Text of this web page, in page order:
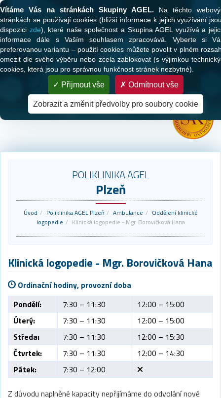
PARTNER VAŠEHO ZDRAVÍ
Zdravotní péče pro klienty všech zdravotních pojišťoven
POLIKLINIKA AGEL
Plzeň
Úvod Poliklinika AGEL Plzeň Ambulance
Oddělení klinické
logopedie
Klinická logopedie - Mgr. Borovičková Hana
Klinická logopedie - Mgr. Borovičková Hana
Ordinační hodiny, provozní doba
Pondělí:
7:30 – 11:30
12:00 – 15:00
Úterý:
7:30 – 11:30
12:00 – 15:00
Středa:
7:30 – 11:30
12:00 – 15:30
Čtvrtek:
7:30 – 11:30
12:00 – 14:30
Pátek:
7:30 – 12:00
Z důvodu naplněné kapacity nepřijímáme do odvolání nové
Tato webová stránka používá cookies
Vítáme Vás na stránkách Skupiny AGEL. Na těchto
stránkách se používají cookies (bližší informace k jejich využívání
dispozici zde), které naše společnost a Skupina AGEL využívá a
informace dále s Vaším souhlasem zpracovává. Vyberte si
preferovanou variantu – použití cookies můžete povolit v plném
omezit dle svého výběru nebo zcela zablokovat (s výjimkou
cookies, která jsou pro správnou funkčnost stránek nezbytné).
Přijmout vše Odmítnout vše
Zobrazit a změnit předvolby pro soubory cookie